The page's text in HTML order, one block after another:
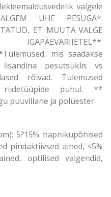
valgele
ÜHE PESUGA*.
ET MUUTA VALGE
mis saadakse
pesutsüklis vs
rõivad. Tulemused
puhul. **
puuvillane ja polüester.
5?15% hapnikupõhised
pindaktiivsed ained, <5%
optilised valgendid,